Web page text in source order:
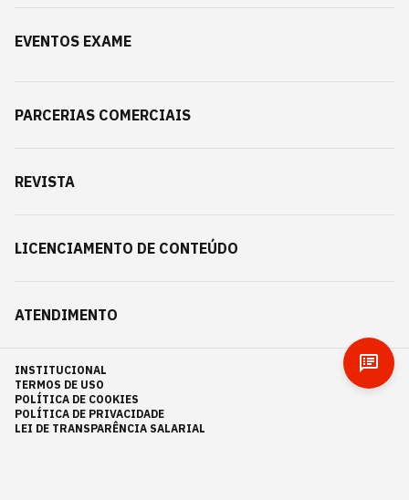
EVENTOS EXAME
PARCERIAS COMERCIAIS
REVISTA
LICENCIAMENTO DE CONTEÚDO
ATENDIMENTO
INSTITUCIONAL
TERMOS DE USO
POLÍTICA DE COOKIES
POLÍTICA DE PRIVACIDADE
LEI DE TRANSPARÊNCIA SALARIAL